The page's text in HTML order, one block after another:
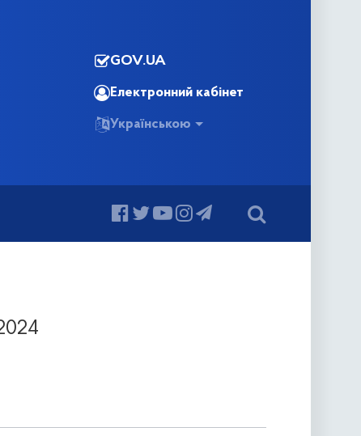
GOV.UA
Електронний кабінет
Українською